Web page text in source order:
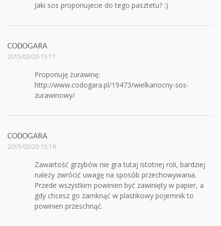
Jaki sos proponujecie do tego pasztetu? :)
CODOGARA
2015/03/20 15:17
Proponuję żurawinę:
http://www.codogara.pl/19473/wielkanocny-sos-
zurawinowy/
CODOGARA
2015/03/20 15:19
Zawartość grzybów nie gra tutaj istotnej roli, bardziej
należy zwrócić uwagę na sposób przechowywania.
Przede wszystkim powinien być zawinięty w papier, a
gdy chcesz go zamknąć w plastikowy pojemnik to
powinien przeschnąć.